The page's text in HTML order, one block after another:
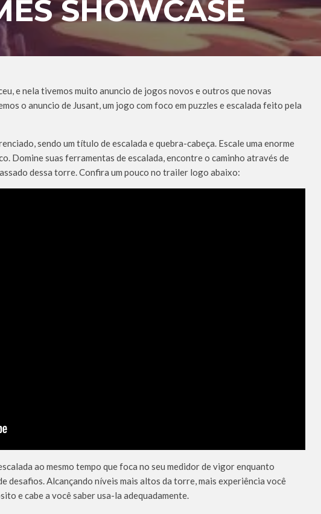
SHOWCASE
e nela tivemos muito anuncio de jogos novos e outros que novas
o anuncio de Jusant, um jogo com foco em puzzles e escalada feito pela
sendo um título de escalada e quebra-cabeça. Escale uma enorme
Domine suas ferramentas de escalada, encontre o caminho através de
dessa torre. Confira um pouco no trailer logo abaixo:
ao mesmo tempo que foca no seu medidor de vigor enquanto
desafios. Alcançando níveis mais altos da torre, mais experiência você
e cabe a você saber usa-la adequadamente.